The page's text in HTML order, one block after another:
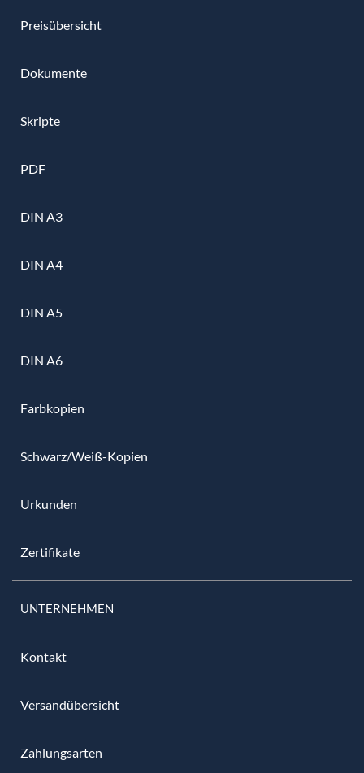
Preisübersicht
Dokumente
Skripte
PDF
DIN A3
DIN A4
DIN A5
DIN A6
Farbkopien
Schwarz/Weiß-Kopien
Urkunden
Zertifikate
UNTERNEHMEN
Kontakt
Versandübersicht
Zahlungsarten